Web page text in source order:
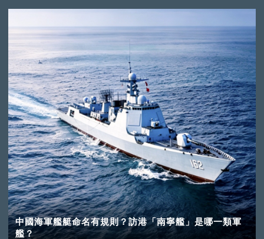
中國海軍艦艇命名有規則？訪港「南寧艦」是哪一類軍
艦？